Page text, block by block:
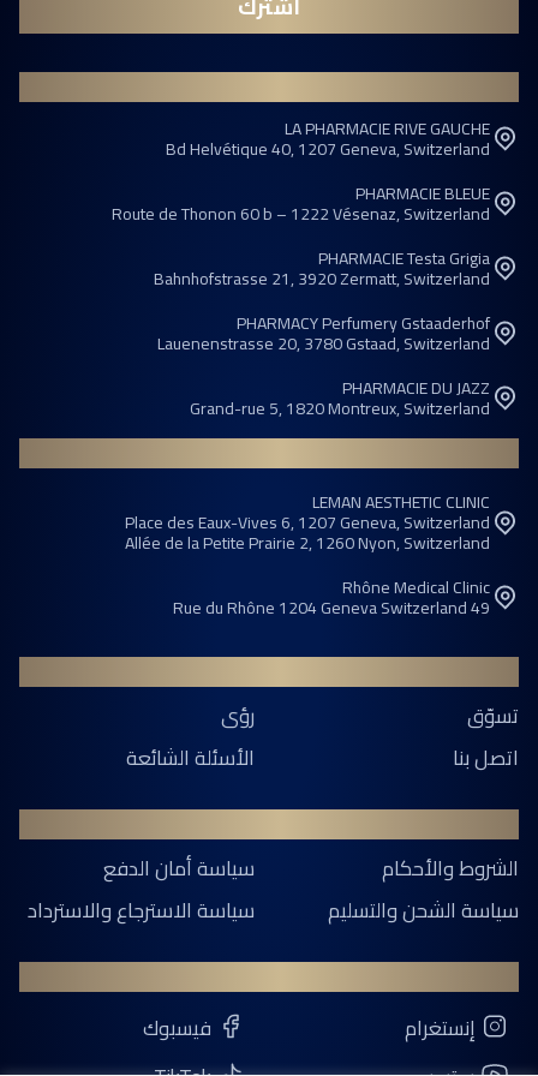
PHARMACIES
LA PHARMACIE RIVE GAUCHE
Bd Helvétique 40, 1207 Geneva, Switzerland
PHARMACIE BLEUE
Route de Thonon 60 b – 1222 Vésenaz, Switzerland
PHARMACIE Testa Grigia
Bahnhofstrasse 21, 3920 Zermatt, Switzerland
PHARMACY Perfumery Gstaaderhof
Lauenenstrasse 20, 3780 Gstaad, Switzerland
PHARMACIE DU JAZZ
Grand-rue 5, 1820 Montreux, Switzerland
CLINICS
LEMAN AESTHETIC CLINIC
Place des Eaux-Vives 6, 1207 Geneva, Switzerland
Allée de la Petite Prairie 2, 1260 Nyon, Switzerland
Rhône Medical Clinic
49 Rue du Rhône 1204 Geneva Switzerland
عام
تسوّق
رؤى
اتصل بنا
الأسئلة الشائعة
قانوني
الشروط والأحكام
سياسة أمان الدفع
سياسة الشحن والتسليم
سياسة الاسترجاع والاسترداد
CONTACT
إنستغرام
فيسبوك